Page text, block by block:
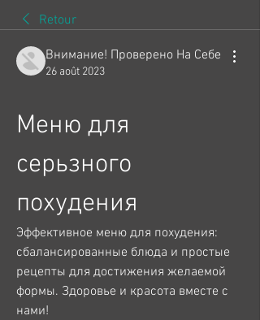
Retour
Внимание! Проверено На Себе
26 août 2023
Меню для
серьзного
похудения
Эффективное меню для похудения:
сбалансированные блюда и простые
рецепты для достижения желаемой
формы. Здоровье и красота вместе с
нами!